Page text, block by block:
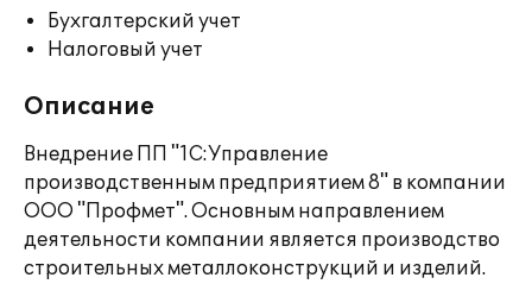
Бухгалтерский учет
Налоговый учет
Описание
Внедрение ПП "1С:Управление
производственным предприятием 8" в компании
ООО "Профмет". Основным направлением
деятельности компании является производство
строительных металлоконструкций и изделий.